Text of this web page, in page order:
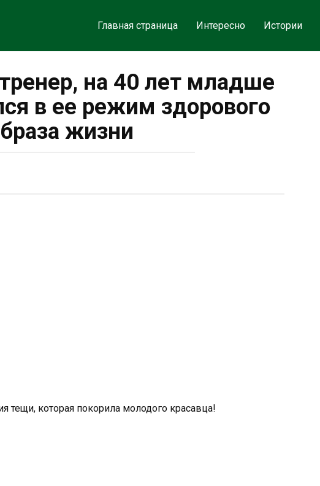
Главная страница Интересно Истории
на 40 лет младше
в ее режим здорового
жизни
тещи, которая покорила молодого красавца!